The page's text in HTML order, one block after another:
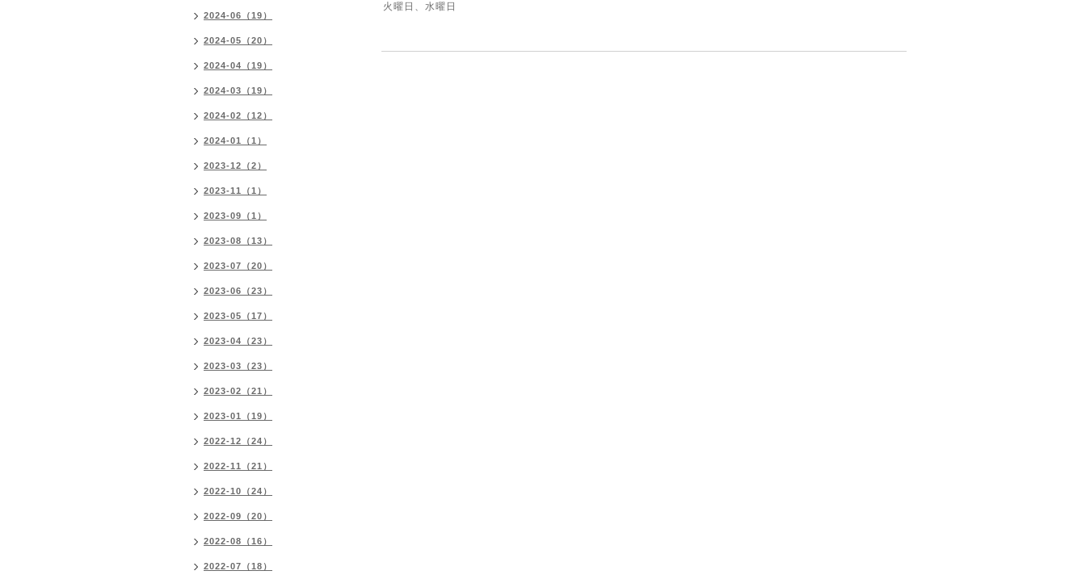
火曜日、水曜日
2024-06（19）
2024-05（20）
2024-04（19）
2024-03（19）
2024-02（12）
2024-01（1）
2023-12（2）
2023-11（1）
2023-09（1）
2023-08（13）
2023-07（20）
2023-06（23）
2023-05（17）
2023-04（23）
2023-03（23）
2023-02（21）
2023-01（19）
2022-12（24）
2022-11（21）
2022-10（24）
2022-09（20）
2022-08（16）
2022-07（18）